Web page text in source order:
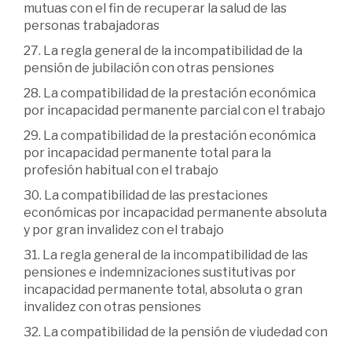
mutuas con el fin de recuperar la salud de las
personas trabajadoras
27. La regla general de la incompatibilidad de la
pensión de jubilación con otras pensiones
28. La compatibilidad de la prestación económica
por incapacidad permanente parcial con el trabajo
29. La compatibilidad de la prestación económica
por incapacidad permanente total para la
profesión habitual con el trabajo
30. La compatibilidad de las prestaciones
económicas por incapacidad permanente absoluta
y por gran invalidez con el trabajo
31. La regla general de la incompatibilidad de las
pensiones e indemnizaciones sustitutivas por
incapacidad permanente total, absoluta o gran
invalidez con otras pensiones
32. La compatibilidad de la pensión de viudedad con